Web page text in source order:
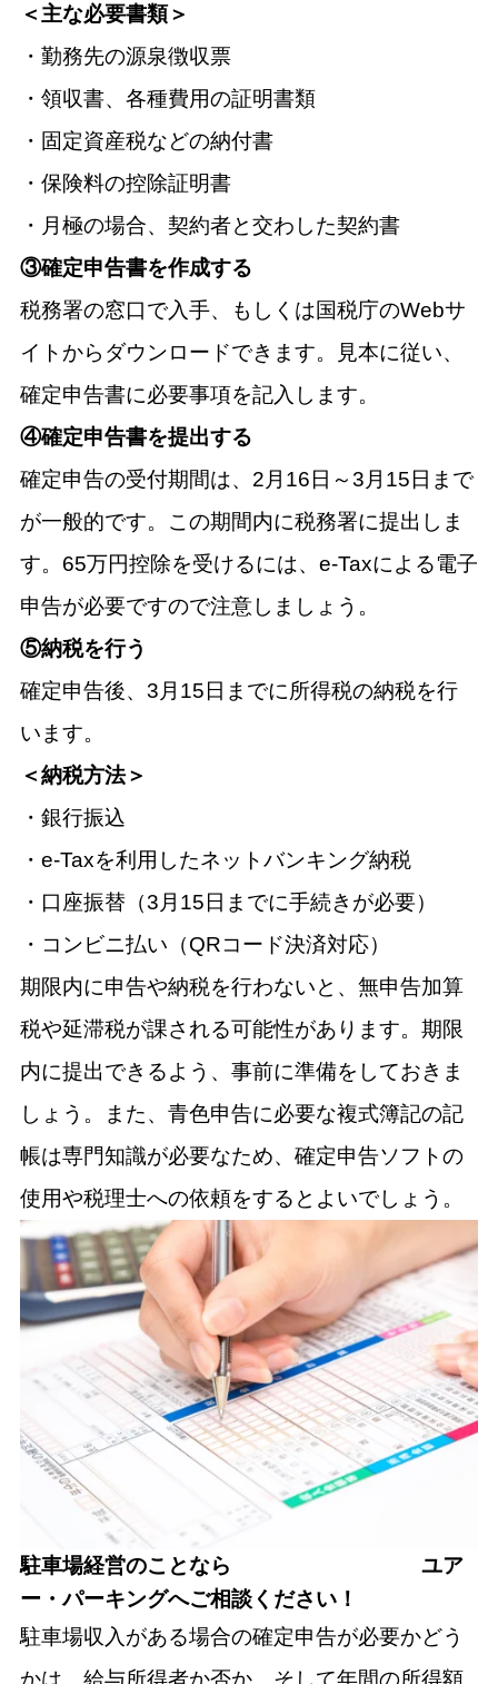
＜主な必要書類＞
・勤務先の源泉徴収票
・領収書、各種費用の証明書類
・固定資産税などの納付書
・保険料の控除証明書
・月極の場合、契約者と交わした契約書
③確定申告書を作成する
税務署の窓口で入手、もしくは国税庁のWebサ
イトからダウンロードできます。見本に従い、
確定申告書に必要事項を記入します。
④確定申告書を提出する
確定申告の受付期間は、2月16日～3月15日まで
が一般的です。この期間内に税務署に提出しま
す。65万円控除を受けるには、e-Taxによる電子
申告が必要ですので注意しましょう。
⑤納税を行う
確定申告後、3月15日までに所得税の納税を行
います。
＜納税方法＞
・銀行振込
・e-Taxを利用したネットバンキング納税
・口座振替（3月15日までに手続きが必要）
・コンビニ払い（QRコード決済対応）
期限内に申告や納税を行わないと、無申告加算
税や延滞税が課される可能性があります。期限
内に提出できるよう、事前に準備をしておきま
しょう。また、青色申告に必要な複式簿記の記
帳は専門知識が必要なため、確定申告ソフトの
使用や税理士への依頼をするとよいでしょう。
駐車場経営のことなら ユア
ー・パーキングへご相談ください！
駐車場収入がある場合の確定申告が必要かどう
かは、給与所得者か否か、そして年間の所得額